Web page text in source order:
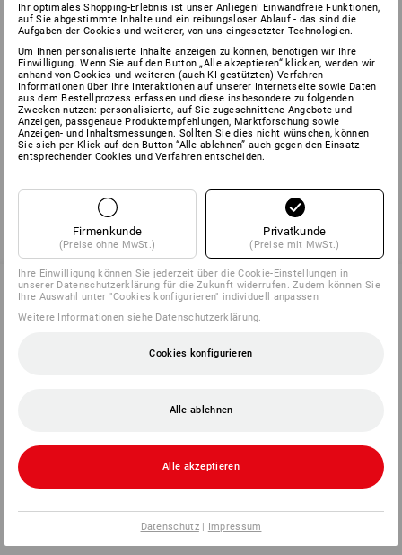
Transport-Netz, 0,9 x 1,3 m
ab 23,88 €
(m. MwSt.) ab 6 Stück
Sie haben sich bereits 3 von 3 Artikeln angesehen.
SERVICE 07 32 / 33 67 14
ZAHLARTEN
Ihr optimales Shopping-Erlebnis ist unser Anliegen! Einwandfreie Funktionen,
auf Sie abgestimmte Inhalte und ein reibungsloser Ablauf - das sind die
Aufgaben der Cookies und weiterer, von uns eingesetzter Technologien.
Um Ihnen personalisierte Inhalte anzeigen zu können, benötigen wir Ihre
Einwilligung. Wenn Sie auf den Button „Alle akzeptieren“ klicken, werden wir
anhand von Cookies und weiteren (auch KI-gestützten) Verfahren
Informationen über Ihre Interaktionen auf unserer Internetseite sowie Daten
aus dem Bestellprozess erfassen und diese insbesondere zu folgenden
Zwecken nutzen: personalisierte, auf Sie zugeschnittene Angebote und
Anzeigen, passgenaue Produktempfehlungen, Marktforschung sowie
Anzeigen- und Inhaltsmessungen. Sollten Sie dies nicht wünschen, können
Sie sich per Klick auf den Button “Alle ablehnen” auch gegen den Einsatz
entsprechender Cookies und Verfahren entscheiden.
Firmenkunde
(Preise ohne MwSt.)
Privatkunde
(Preise mit MwSt.)
Ihre Einwilligung können Sie jederzeit über dieCookie-Einstellungen in
unserer Datenschutzerklärung für die Zukunft widerrufen. Zudem können Sie
Ihre Auswahl unter "Cookies konfigurieren" individuell anpassen
Weitere Informationen siehe Datenschutzerklärung
Cookies konfigurieren
Alle ablehnen
Alle akzeptieren
Datenschutz| Impressum